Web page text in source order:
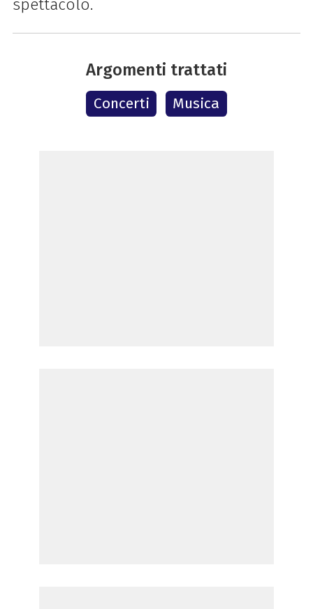
spettacolo.
Argomenti trattati
Concerti Musica